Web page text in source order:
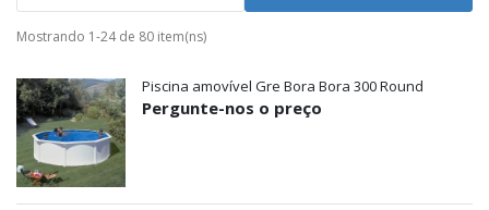
Mostrando 1-24 de 80 item(ns)
Piscina amovível Gre Bora Bora 300 Round
Pergunte-nos o preço